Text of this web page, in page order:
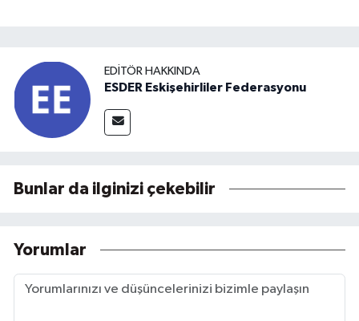
EDITÖR HAKKINDA
ESDER Eskişehirliler Federasyonu
Bunlar da ilginizi çekebilir
Yorumlar